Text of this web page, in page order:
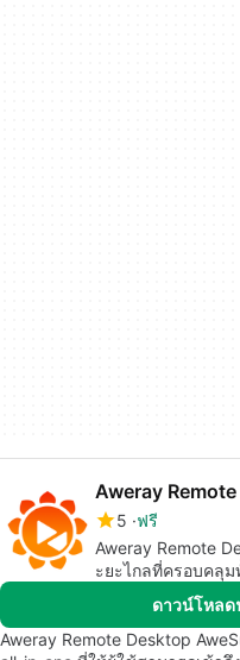
Aweray
5 ฟรี
Aweray Remote
ะยะไกลที่ครอบคลุม
ดาวน์โหลด
Aweray Remote Desktop